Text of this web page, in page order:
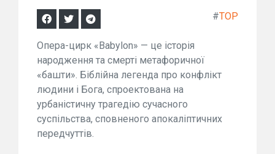
#TOP
Опера-цирк «Babylon» — це історія
народження та смерті метафоричної
«башти». Біблійна легенда про конфлікт
людини і Бога, спроектована на
урбаністичну трагедію сучасного
суспільства, сповненого апокаліптичних
передчуттів.